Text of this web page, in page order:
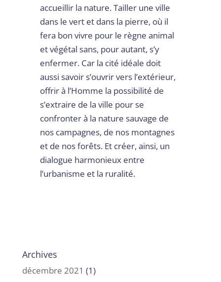
accueillir la nature. Tailler une ville
dans le vert et dans la pierre, où il
fera bon vivre pour le règne animal
et végétal sans, pour autant, s’y
enfermer. Car la cité idéale doit
aussi savoir s’ouvrir vers l’extérieur,
offrir à l’Homme la possibilité de
s’extraire de la ville pour se
confronter à la nature sauvage de
nos campagnes, de nos montagnes
et de nos forêts. Et créer, ainsi, un
dialogue harmonieux entre
l’urbanisme et la ruralité.
Archives
décembre 2021 (1)